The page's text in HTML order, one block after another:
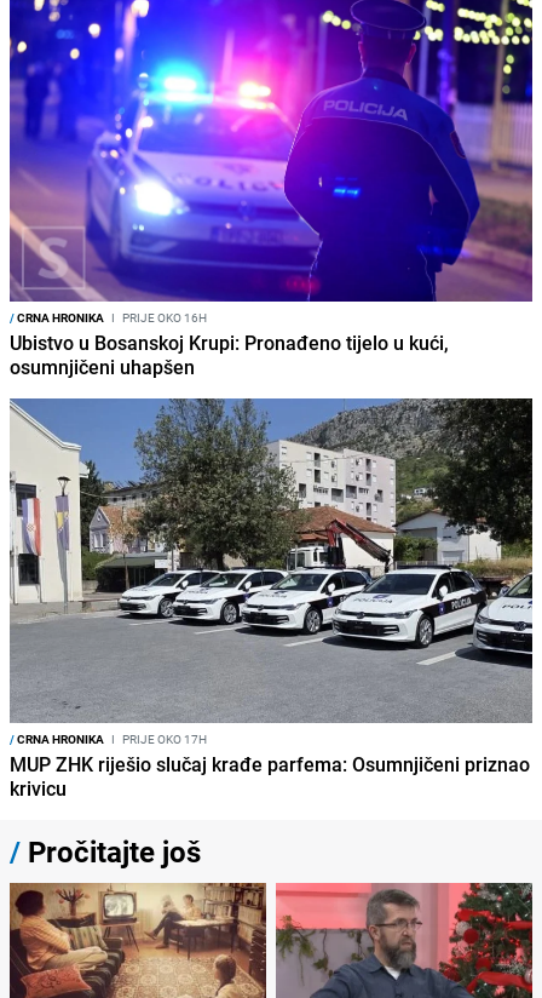
/CRNA HRONIKA I PRIJE OKO 16H
Ubistvo u Bosanskoj Krupi: Pronađeno tijelo u kući,
osumnjičeni uhapšen
/CRNA HRONIKA I PRIJE OKO 17H
MUP ZHK riješio slučaj krađe parfema: Osumnjičeni priznao
krivicu
/ Pročitajte još